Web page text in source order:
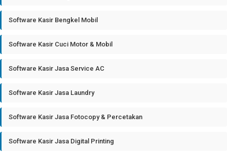
Software Kasir Bengkel Mobil
Software Kasir Cuci Motor & Mobil
Software Kasir Jasa Service AC
Software Kasir Jasa Laundry
Software Kasir Jasa Fotocopy & Percetakan
Software Kasir Jasa Digital Printing